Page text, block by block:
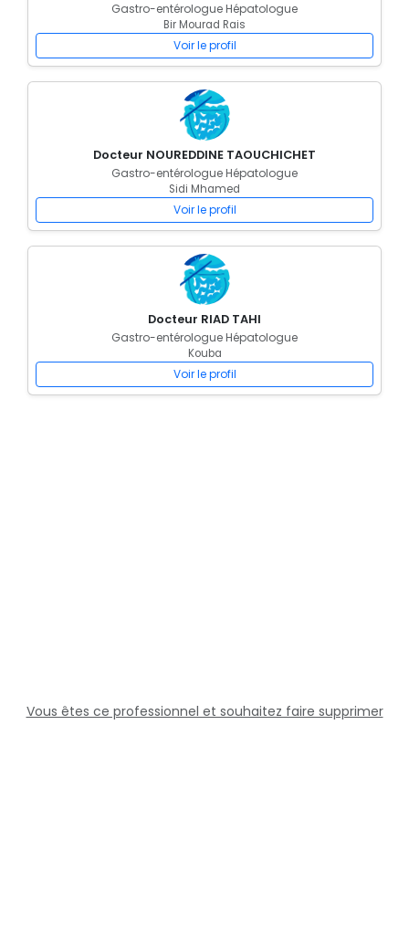
Gastro-entérologue Hépatologue
Bir Mourad Rais
Voir le profil
Docteur NOUREDDINE TAOUCHICHET
Gastro-entérologue Hépatologue
Sidi Mhamed
Voir le profil
Docteur RIAD TAHI
Gastro-entérologue Hépatologue
Kouba
Voir le profil
Vous êtes ce professionnel et souhaitez faire supprimer